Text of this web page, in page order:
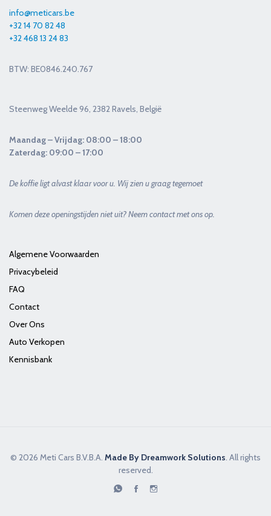
info@meticars.be
+32 14 70 82 48
+32 468 13 24 83
BTW: BE0846.240.767
Steenweg Weelde 96, 2382 Ravels, België
Maandag – Vrijdag: 08:00 – 18:00
Zaterdag: 09:00 – 17:00
De koffie ligt alvast klaar voor u. Wij zien u graag tegemoet
Komen deze openingstijden niet uit? Neem contact met ons op.
Algemene Voorwaarden
Privacybeleid
FAQ
Contact
Over Ons
Auto Verkopen
Kennisbank
© 2026 Meti Cars B.V.B.A. Made By Dreamwork Solutions. All rights
reserved.